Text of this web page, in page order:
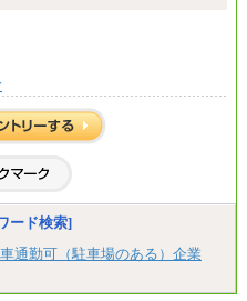
ード検索]
通勤可（駐車場のある）企業